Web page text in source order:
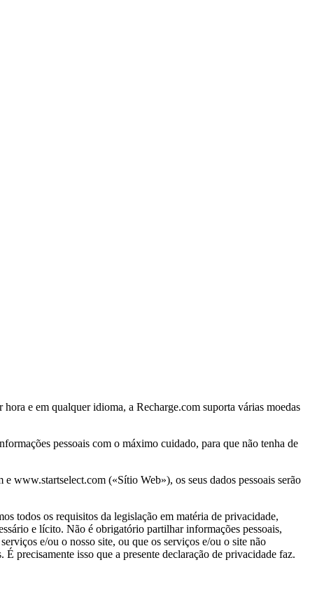
e em qualquer idioma, a Recharge.com suporta várias moedas
pessoais com o máximo cuidado, para que não tenha de
www.startselect.com («Sítio Web»), os seus dados pessoais serão
todos os requisitos da legislação em matéria de privacidade,
e lícito. Não é obrigatório partilhar informações pessoais,
e/ou o nosso site, ou que os serviços e/ou o site não
precisamente isso que a presente declaração de privacidade faz.